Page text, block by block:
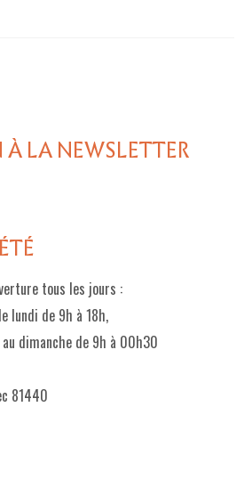
LA NEWSLETTER
tous les jours :
le lundi de 9h à 18h,
dimanche de 9h à 00h30
81440